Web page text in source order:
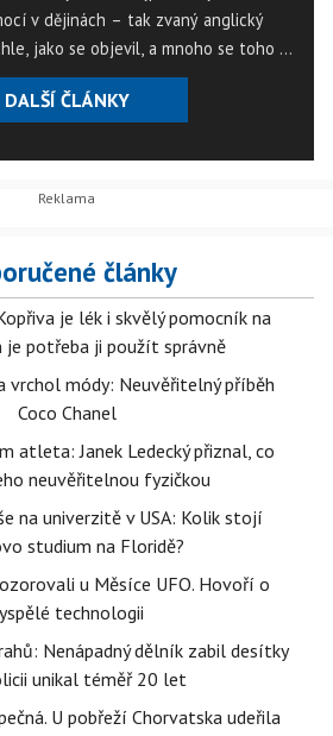
v dějinách – tak zvaný anglický
jako se objevil, a mnoho se toho o
DALŠÍ ČLÁNKY
články
je lék i skvělý pomocník na
je potřeba ji použít správně
vrchol módy: Neuvěřitelný příběh
Coco Chanel
atleta: Janek Ledecký přiznal, co
neuvěřitelnou fyzičkou
na univerzitě v USA: Kolik stojí
studium na Floridě?
u Měsíce UFO. Hovoří o
technologii
Nenápadný dělník zabil desítky
unikal téměř 20 let
U pobřeží Chorvatska udeřila